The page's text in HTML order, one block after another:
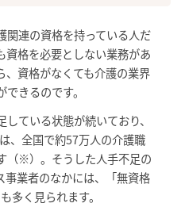
関連の資格を持っている人だ
資格を必要としない業務があ
、資格がなくても介護の業界
きるのです。
ている状態が続いており、
、全国で約57万人の介護職
（※）。そうした人手不足の
事業者のなかには、「無資格
多く見られます。